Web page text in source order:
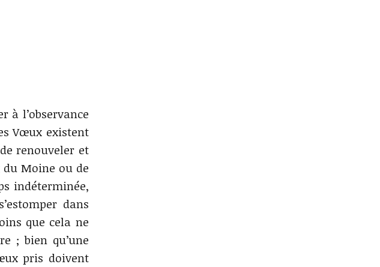
à l’observance
Vœux existent
renouveler et
Moine ou de
indéterminée,
dans
que cela ne
; bien qu’une
pris doivent